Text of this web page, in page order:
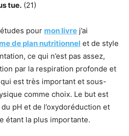
tue. (21)
pour mon livre j’ai
de plan nutritionnel et de style
ce qui n’est pas assez,
par la respiration profonde et
est très important et sous-
comme choix. Le but est
pH et de l’oxydoréduction et
étant la plus importante.